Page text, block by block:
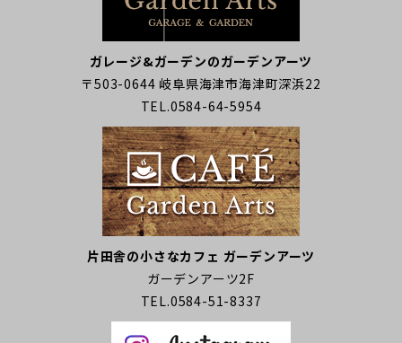
ガレージ&ガーデンのガーデンアーツ
〒503-0644 岐阜県海津市海津町深浜22
TEL.0584-64-5954
片田舎の小さなカフェ ガーデンアーツ
ガーデンアーツ2F
TEL.0584-51-8337